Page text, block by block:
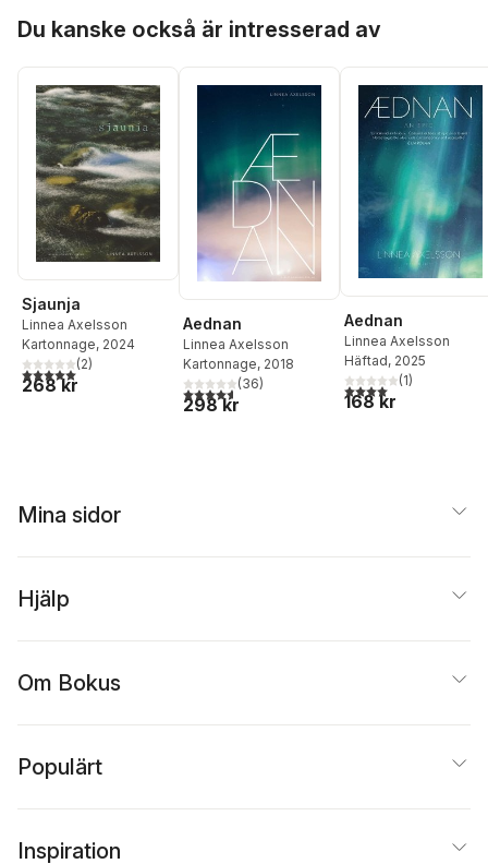
Du kanske också är intresserad av
Sjaunja
Linnea Axelsson
Kartonnage, 2024
5,0utav 5 stjärnor. Totalt antal röster:
(2)
268 kr
Aednan
Linnea Axelsson
Kartonnage, 2018
4,6utav 5 stjärnor. Totalt antal röster:
(36)
298 kr
Aednan
Linnea Axelsson
Häftad, 2025
4,0utav 5 stjärnor.
(1)
168 kr
Mina sidor
Hjälp
Om Bokus
Populärt
Inspiration